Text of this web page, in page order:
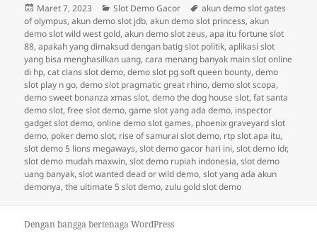
Diposkan
pada
Maret 7, 2023 Kategori
Slot Demo Gacor Tag
akun demo slot gates
of olympus,akun demo slot jdb,akun demo slot princess,akun
demo slot wild west gold,akun demo slot zeus,apa itu fortune slot
88,apakah yang dimaksud dengan batig slot politik,aplikasi slot
yang bisa menghasilkan uang,cara menang banyak main slot online
di hp,cat clans slot demo,demo slot pg soft queen bounty,demo
slot play n go,demo slot pragmatic great rhino,demo slot scopa,
demo sweet bonanza xmas slot,demo the dog house slot,fat santa
demo slot,free slot demo,game slot yang ada demo, inspector
gadget slot demo,online demo slot games, phoenix graveyard slot
demo, poker demo slot, rise of samurai slot demo, rtp slot apa itu,
slot demo 5 lions megaways,slot demo gacor hari ini,slot demo idr,
slot demo mudah maxwin,slot demo rupiah indonesia,slot demo
uang banyak,slot wanted dead or wild demo,slot yang ada akun
demonya,the ultimate 5 slot demo,zulu gold slot demo
Dengan bangga bertenaga WordPress